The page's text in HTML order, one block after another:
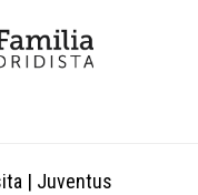
| Juventus